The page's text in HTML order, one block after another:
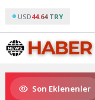
USD44.64 TRY
Son Eklenenler
Potansiyeli Masaya